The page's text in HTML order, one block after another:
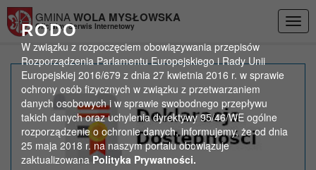
RODO
W związku z rozpoczęciem obowiązywania przepisów
Rozporządzenia Parlamentu Europejskiego i Rady Unii
Europejskiej 2016/679 z dnia 27 kwietnia 2016 r. w sprawie
ochrony osób fizycznych w związku z przetwarzaniem
danych osobowych i w sprawie swobodnego przepływu
takich danych oraz uchylenia dyrektywy 95/46/WE ogólne
rozporządzenie o ochronie danych, informujemy, że od dnia
25 maja 2018 r. na naszym portalu obowiązuje
zaktualizowanaPolityka Prywatności.
GMINA WOLA MYSŁOWSKA
Oficjalny Serwis Internetowy
Sprzątanie Świata 2018
Strona główna > Ogłoszenia > Sprzątanie Świata 2018